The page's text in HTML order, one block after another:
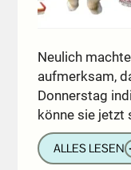
Neulich
aufmerksam,
Donnerstag
könne sie jetzt
ALLES LESEN